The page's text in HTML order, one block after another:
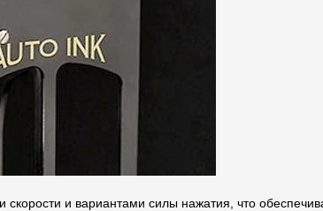
и вариантами силы нажатия, что